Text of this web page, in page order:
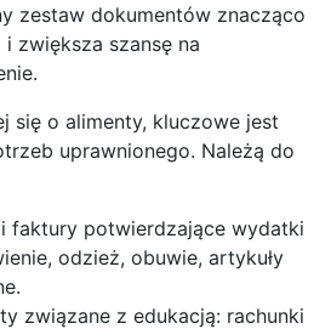
zestaw dokumentów znacząco
zwiększa szansę na
się o alimenty, kluczowe jest
uprawnionego. Należą do
i faktury potwierdzające wydatki
odzież, obuwie, artykuły
związane z edukacją: rachunki